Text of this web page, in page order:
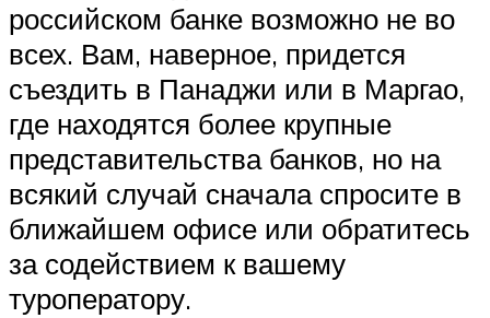
российском банке возможно не во
всех. Вам, наверное, придется
съездить в Панаджи или в Маргао,
где находятся более крупные
представительства банков, но на
всякий случай сначала спросите в
ближайшем офисе или обратитесь
за содействием к вашему
туроператору.